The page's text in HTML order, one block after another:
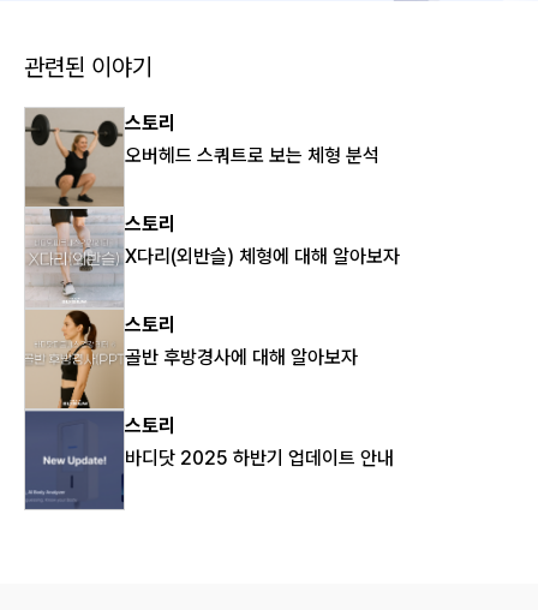
관련된 이야기
스토리
오버헤드 스쿼트로 보는 체형 분석
스토리
X다리(외반슬) 체형에 대해 알아보자
스토리
골반 후방경사에 대해 알아보자
스토리
바디닷 2025 하반기 업데이트 안내